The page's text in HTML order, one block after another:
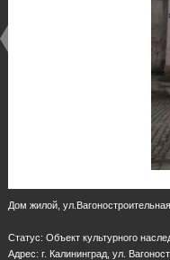
Дом жилой,
Статус: Объект культурного
Адрес: г. Калининград, ул.